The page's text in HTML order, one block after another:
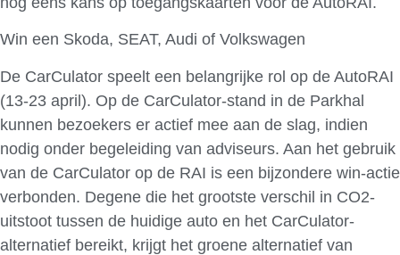
Win een Skoda, SEAT, Audi of Volkswagen
De CarCulator speelt een belangrijke rol op de AutoRAI
(13-23 april). Op de CarCulator-stand in de Parkhal
kunnen bezoekers er actief mee aan de slag, indien
nodig onder begeleiding van adviseurs. Aan het gebruik
van de CarCulator op de RAI is een bijzondere win-actie
verbonden. Degene die het grootste verschil in CO2-
uitstoot tussen de huidige auto en het CarCulator-
alternatief bereikt, krijgt het groene alternatief van